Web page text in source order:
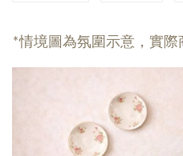
*情境圖為氛圍示意，實